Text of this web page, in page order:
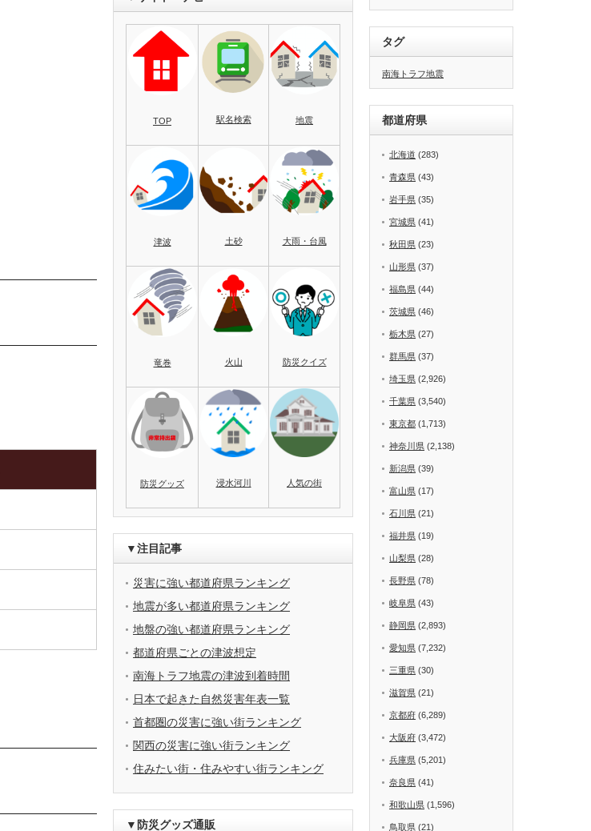
TOP 駅名検索 地震
津波 土砂 大雨・台風
竜巻 火山 防災クイズ
防災グッズ 浸水河川 人気の街
▼注目記事
災害に強い都道府県ランキング
地震が多い都道府県ランキング
地盤の強い都道府県ランキング
都道府県ごとの津波想定
南海トラフ地震の津波到着時間
日本で起きた自然災害年表一覧
首都圏の災害に強い街ランキング
関西の災害に強い街ランキング
住みたい街・住みやすい街ランキング
▼防災グッズ通販
タグ
南海トラフ地震
都道府県
北海道 (283)
青森県 (43)
岩手県 (35)
宮城県 (41)
秋田県 (23)
山形県 (37)
福島県 (44)
茨城県 (46)
栃木県 (27)
群馬県 (37)
埼玉県 (2,926)
千葉県 (3,540)
東京都 (1,713)
神奈川県 (2,138)
新潟県 (39)
富山県 (17)
石川県 (21)
福井県 (19)
山梨県 (28)
長野県 (78)
岐阜県 (43)
静岡県 (2,893)
愛知県 (7,232)
三重県 (30)
滋賀県 (21)
京都府 (6,289)
大阪府 (3,472)
兵庫県 (5,201)
奈良県 (41)
和歌山県 (1,596)
鳥取県 (21)